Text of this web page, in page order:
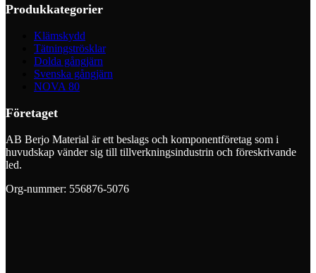
Produkkategorier
Klämskydd
Tätningströsklar
Dolda gångjärn
Svenska gångjärn
NOVA 80
Företaget
AB Berjo Material är ett beslags och komponentföretag som i
huvudskap vänder sig till tillverkningsindustrin och föreskrivande
led.
Org-nummer: 556876-5076